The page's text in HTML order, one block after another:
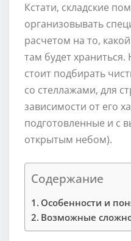
Кстати, складские
организовывать
расчетом на то,
там будет
стоит подбирать
со стеллажами, для
зависимости от его
подготовленные и с
открытым небом).
Содержание
Особенности и
Возможные